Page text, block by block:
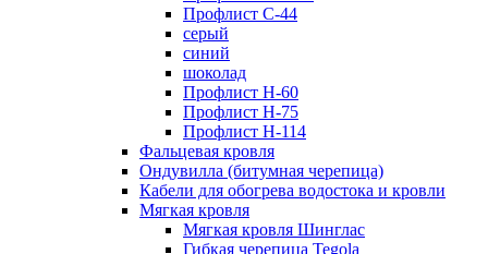
Профлист С-44
серый
синий
шоколад
Профлист Н-60
Профлист Н-75
Профлист H-114
Фальцевая кровля
Ондувилла (битумная черепица)
Кабели для обогрева водостока и кровли
Мягкая кровля
Мягкая кровля Шинглас
Гибкая черепица Tegola